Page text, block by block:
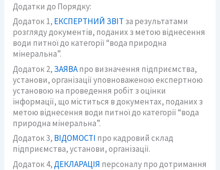
Додатки до Порядку:
Додаток 1, ЕКСПЕРТНИЙ ЗВІТ за результатами
розгляду документів, поданих з метою віднесення
води питної до категорії “вода природна
мінеральна”.
Додаток 2, ЗАЯВАпро визначення підприємства,
установи, організації уповноваженою експертною
установою на проведення робіт з оцінки
інформації, що міститься в документах, поданих з
метою віднесення води питної до категорії “вода
природна мінеральна”.
Додаток 3, ВІДОМОСТІ про кадровий склад
підприємства, установи, організації.
Додаток 4,ДЕКЛАРАЦІЯ персоналу про дотримання